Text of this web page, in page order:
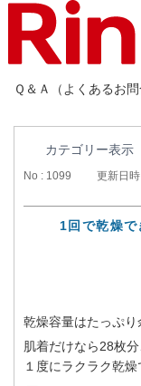
Ｑ＆Ａ（よくあるお問
カテゴリー表示
No : 1099 更新日
1回で乾燥で
乾燥容量はたっぷり
肌着だけなら28枚
１度にラクラク乾燥